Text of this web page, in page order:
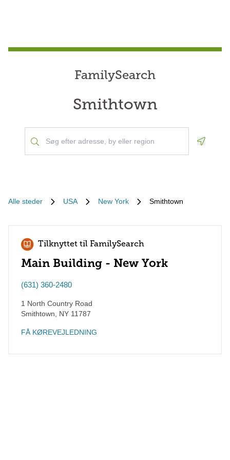
FamilySearch
Smithtown
Alle steder USA New York Smithtown
Tilknyttet til FamilySearch
Main Building - New York
(631) 360-2480
1 North Country Road
Smithtown
NY 11787
FÅ KØREVEJLEDNING